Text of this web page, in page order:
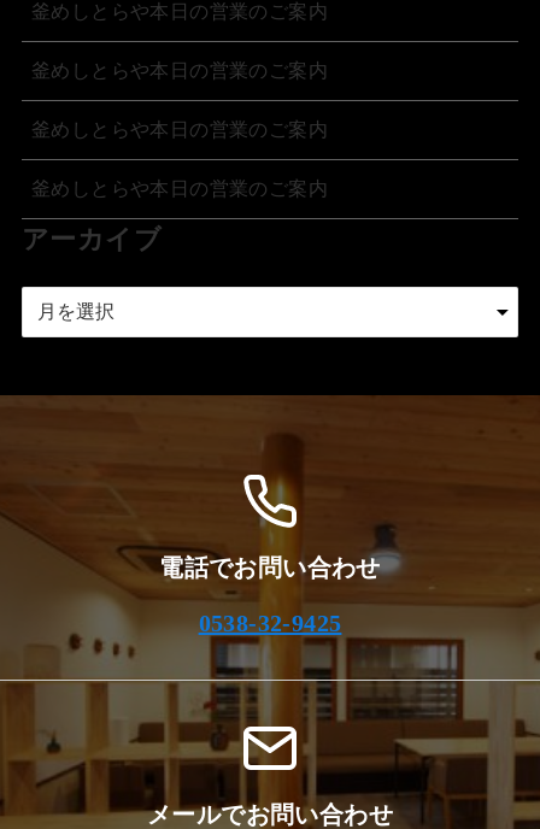
釜めしとらや本日の営業のご案内
釜めしとらや本日の営業のご案内
釜めしとらや本日の営業のご案内
釜めしとらや本日の営業のご案内
アーカイブ
電話でお問い合わせ
0538-32-9425
メールでお問い合わせ